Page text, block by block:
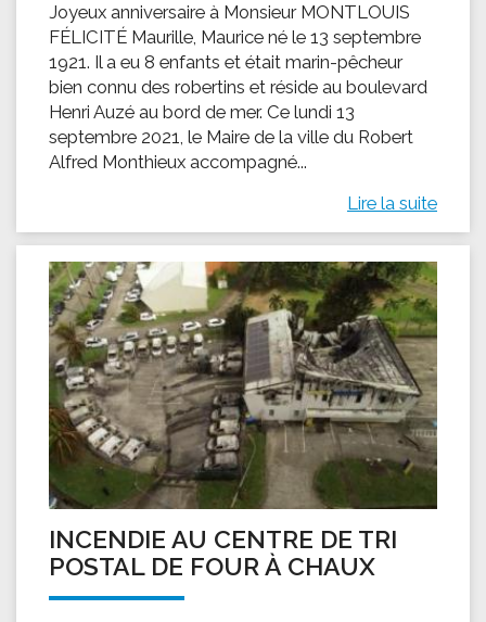
Joyeux anniversaire à Monsieur MONTLOUIS
FÉLICITÉ Maurille, Maurice né le 13 septembre
1921. Il a eu 8 enfants et était marin-pêcheur
bien connu des robertins et réside au boulevard
Henri Auzé au bord de mer. Ce lundi 13
septembre 2021, le Maire de la ville du Robert
Alfred Monthieux accompagné...
Lire la suite
INCENDIE AU CENTRE DE TRI
POSTAL DE FOUR À CHAUX